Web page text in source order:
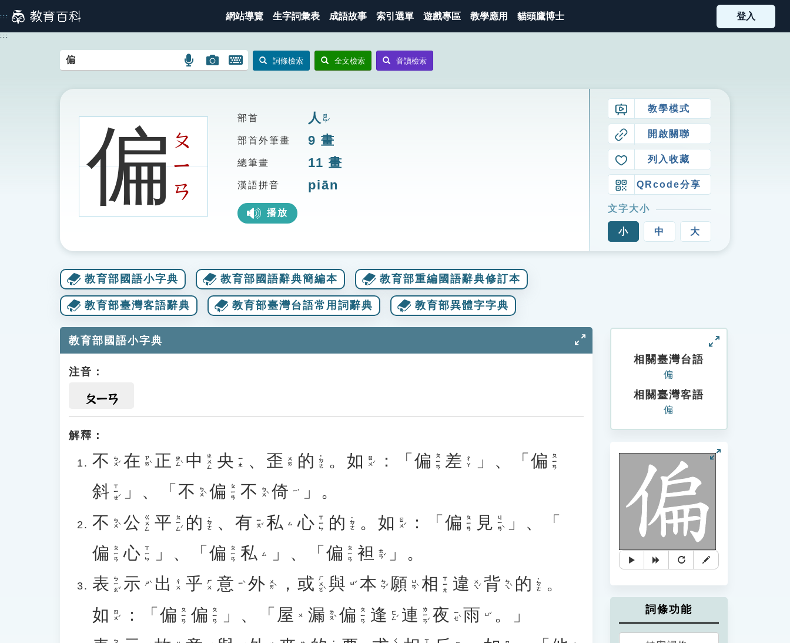
到
主
::: 網站導覽 生字詞彙表 成語故事 索引選單 遊戲專區 教學應用 貓頭鷹博士 登入
:::
語
搜
圖
圖
搜
開
鍵
圖
詞條檢索 全文檢索 音讀檢索
偏ㄆ
ㄧ
ㄢ
部首 人 ㄖㄣˊ
部首外筆畫 9 畫
總筆畫 11 畫
漢語拼音 piān
播放
教學模式
開啟關聯
列入收藏
QRcode分享
文字大小
小 中 大
教育部國語小字典 教育部國語辭典簡編本 教育部重編國語辭典修訂本
教育部臺灣客語辭典 教育部臺灣台語常用詞辭典 教育部異體字字典
教育部國語小字典
注音：
ㄆㄧㄢ
解釋：
不 ㄅㄨˊ 在 ㄗㄞˋ 正 ㄓㄥˋ 中 ㄓㄨㄥ 央 ㄧㄤ 、 歪 ㄨㄞ 的 ˙ㄉㄜ 。 如 ㄖㄨˊ ：「 偏 ㄆㄧㄢ 差 ㄔㄚ 」、「偏 ㄆㄧㄢ
斜 ㄒㄧㄝˊ 」、「 不 ㄅㄨˋ 偏 ㄆㄧㄢ 不 ㄅㄨˋ 倚 ㄧˇ
」。
不 ㄅㄨˋ 公 ㄍㄨㄥ 平 ㄆㄧㄥˊ 的 ˙ㄉㄜ 、 有 ㄧㄡˇ 私 ㄙ 心 ㄒㄧㄣ 的 ˙ㄉㄜ 。 如 ㄖㄨˊ ：「偏 ㄆㄧㄢ 見 ㄐㄧㄢˋ
」、「
偏 ㄆㄧㄢ 心 ㄒㄧㄣ 」、「 偏 ㄆㄧㄢ 私 ㄙ 」、「 偏 ㄆㄧㄢ 袒 ㄊㄢˇ
」。
表 ㄅㄧㄠˇ 示 ㄕˋ 出 ㄔㄨ 乎 ㄏㄨ 意 ㄧˋ 外 ㄨㄞˋ ， 或 ㄏㄨㄛˋ 與 ㄩˇ 本 ㄅㄣˇ 願 ㄩㄢˋ 相 ㄒㄧㄤ 違 ㄨㄟˊ 背 ㄅㄟˋ 的 ˙ㄉㄜ 。
如 ㄖㄨˊ ：「 偏 ㄆㄧㄢ 偏 ㄆㄧㄢ 」、「 屋 ㄨ 漏 ㄌㄡˋ 偏 ㄆㄧㄢ 逢 ㄈㄥˊ 連 ㄌㄧㄢˊ 夜 ㄧㄝˋ 雨 ㄩˇ
。」
相關臺灣台語
偏
相關臺灣客語
偏
詞條功能